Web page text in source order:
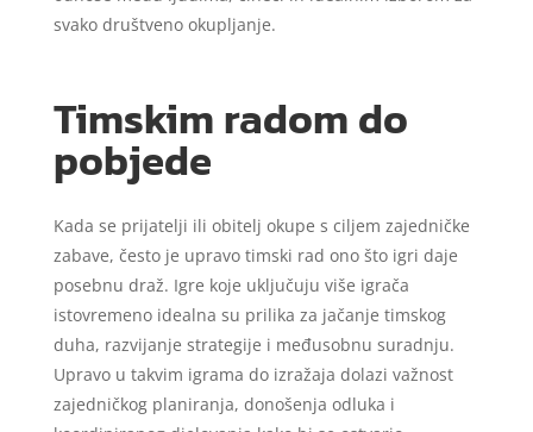
svako društveno okupljanje.
Timskim radom do
pobjede
Kada se prijatelji ili obitelj okupe s ciljem zajedničke
zabave, često je upravo timski rad ono što igri daje
posebnu draž. Igre koje uključuju više igrača
istovremeno idealna su prilika za jačanje timskog
duha, razvijanje strategije i međusobnu suradnju.
Upravo u takvim igrama do izražaja dolazi važnost
zajedničkog planiranja, donošenja odluka i